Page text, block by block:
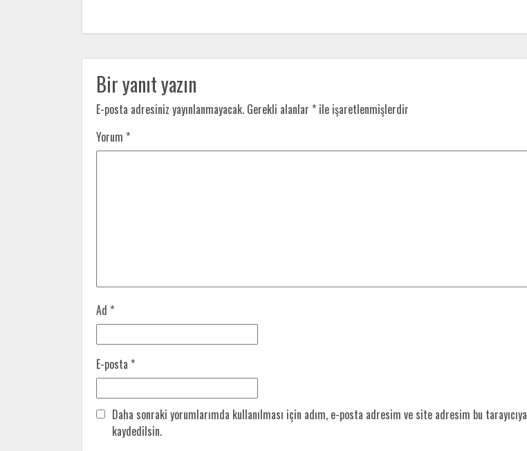
Bir yanıt yazın
E-posta adresiniz yayınlanmayacak. Gerekli alanlar * ile işaretlenmişlerdir
Yorum *
Ad *
E-posta *
Daha sonraki yorumlarımda kullanılması için adım, e-posta adresim ve site adresim bu tarayıcıya
kaydedilsin.